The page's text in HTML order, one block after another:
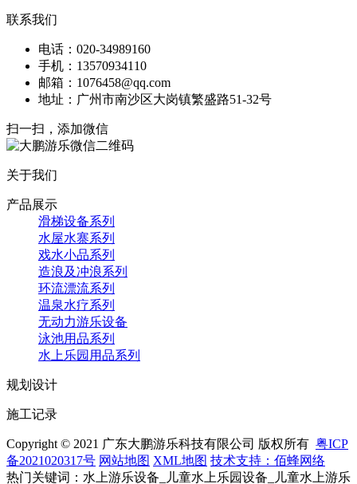
联系我们
电话：020-34989160
手机：13570934110
邮箱：1076458@qq.com
地址：广州市南沙区大岗镇繁盛路51-32号
扫一扫，添加微信
关于我们
产品展示
滑梯设备系列
水屋水寨系列
戏水小品系列
造浪及冲浪系列
环流漂流系列
温泉水疗系列
无动力游乐设备
泳池用品系列
水上乐园用品系列
规划设计
施工记录
Copyright © 2021 广东大鹏游乐科技有限公司 版权所有 粤ICP
备2021020317号 网站地图 XML地图 技术支持：佰蜂网络
热门关键词：水上游乐设备_儿童水上乐园设备_儿童水上游乐